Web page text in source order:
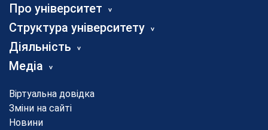
Про університет
Структура університету
Діяльність
Медіа
Віртуальна довідка
Зміни на сайті
Новини